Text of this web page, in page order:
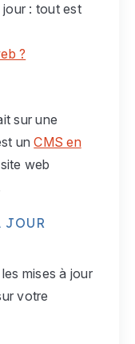
jour : tout est
?
sur une
unCMS en
web
JOUR
mises à jour
votre